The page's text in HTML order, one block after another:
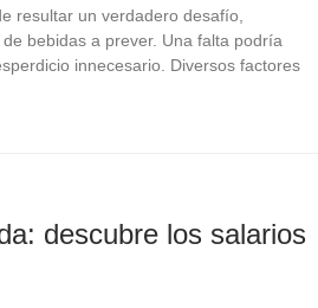
resultar un verdadero desafío,
bebidas a prever. Una falta podría
innecesario. Diversos factores
descubre los salarios